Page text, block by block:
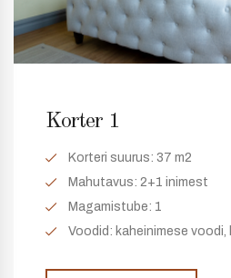
Korter 1
Korteri suurus: 37 m2
Mahutavus: 2+1 inimest
Magamistube: 1
Voodid: kaheinimese voodi,